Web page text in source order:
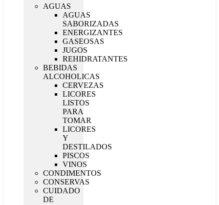
AGUAS
AGUAS
SABORIZADAS
ENERGIZANTES
GASEOSAS
JUGOS
REHIDRATANTES
BEBIDAS
ALCOHOLICAS
CERVEZAS
LICORES
LISTOS
PARA
TOMAR
LICORES
Y
DESTILADOS
PISCOS
VINOS
CONDIMENTOS
CONSERVAS
CUIDADO
DE